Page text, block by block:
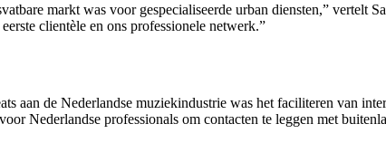
markt was voor gespecialiseerde urban diensten,” vertelt
clientèle en ons professionele netwerk.”
aan de Nederlandse muziekindustrie was het faciliteren van
Nederlandse professionals om contacten te leggen met